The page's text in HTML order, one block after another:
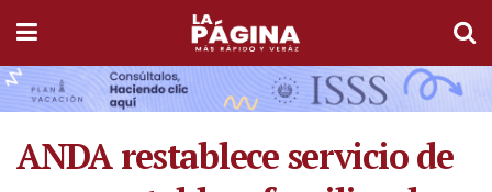
ANDA restablece servicio de